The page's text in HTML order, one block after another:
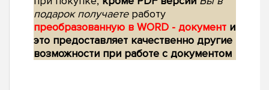
подарок получаетеработу
преобразованную в WORD - документ и
это предоставляет качественно другие
возможности при работе с документом